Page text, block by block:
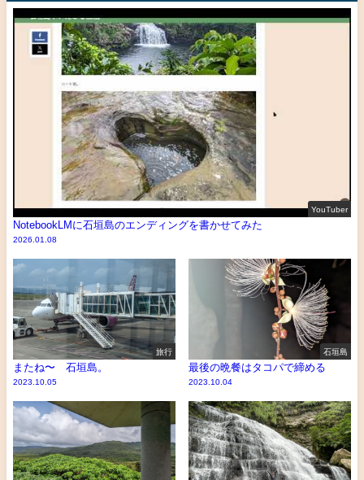
YouTuber
NotebookLMに石垣島のエンディングを書かせてみた
2026.01.08
旅行
またね〜 石垣島。
2023.10.05
石垣島
最後の晩餐はタコパで締める
2023.10.04